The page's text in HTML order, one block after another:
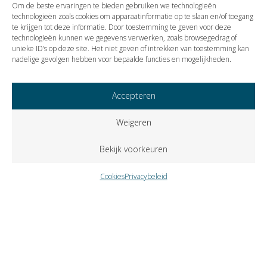
Om de beste ervaringen te bieden gebruiken we technologieën
technologieën zoals cookies om apparaatinformatie op te slaan en/of toegang
te krijgen tot deze informatie. Door toestemming te geven voor deze
technologieën kunnen we gegevens verwerken, zoals browsegedrag of
unieke ID’s op deze site. Het niet geven of intrekken van toestemming kan
nadelige gevolgen hebben voor bepaalde functies en mogelijkheden.
Accepteren
Weigeren
Bekijk voorkeuren
CookiesPrivacybeleid
Vorige Volgende